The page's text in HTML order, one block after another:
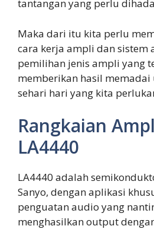
tantangan yang perlu
Maka dari itu kita perlu
cara kerja ampli dan sistem
pemilihan jenis ampli yang
memberikan hasil
sehari hari yang kita
Rangkaian
LA4440
LA4440 adalah
Sanyo, dengan aplikasi
penguatan audio yang
menghasilkan output